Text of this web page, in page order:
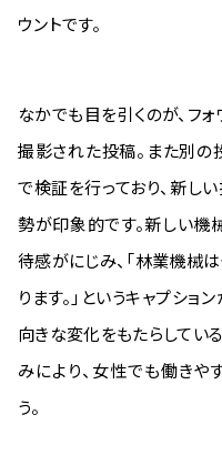
ウントです。
なかでも目を引くのが、フ
撮影された投稿。また別
で検証を行っており、新し
勢が印象的です。新しい
待感がにじみ、「林業機械
ります。」というキャプシ
向きな変化をもたらしてい
みにより、女性でも働きや
う。